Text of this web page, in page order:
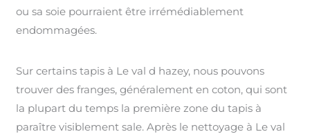
ou sa soie pourraient être irrémédiablement
endommagées.
Sur certains tapis à Le val d hazey, nous pouvons
trouver des franges, généralement en coton, qui sont
la plupart du temps la première zone du tapis à
paraître visiblement sale. Après le nettoyage à Le val